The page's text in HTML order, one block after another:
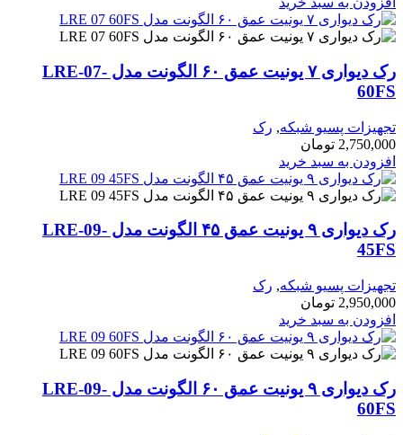
رک دیواری ۷ یونیت عمق ۶۰ الگونت مدل LRE-07-
پسیو شبکه, رک
تومان
به سبد خرید
رک دیواری ۹ یونیت عمق ۴۵ الگونت مدل LRE-09-
پسیو شبکه, رک
تومان
به سبد خرید
رک دیواری ۹ یونیت عمق ۶۰ الگونت مدل LRE-09-